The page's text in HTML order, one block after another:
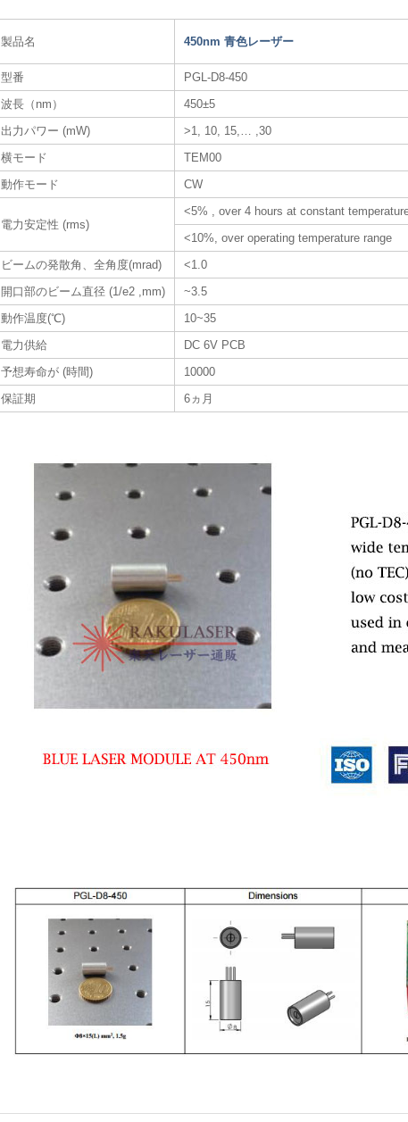
製品名 450nm 青色レーザー
型番
PGL-D8-450
波長（nm）
450±5
出力パワー (mW)
>1, 10, 15,… ,30
横モード
TEM00
動作モード
CW
電力安定性 (rms)
<5% , over 4 hours at constant
<10%, over operating temperature range
ビームの発散角、全角度(mrad)
<1.0
開口部のビーム直径 (1/e2 ,mm)
~3.5
動作温度(℃)
10~35
電力供給
DC 6V PCB
予想寿命が (時間)
10000
保証期
6ヵ月